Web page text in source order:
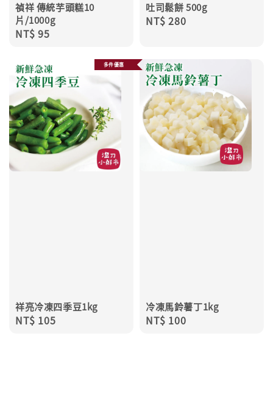
禎祥 傳統芋頭糕10
片/1000g
Regular
NT$ 95
吐司鬆餅 500g
Regular
NT$ 280
多件優惠
祥亮冷凍四季豆1kg
Regular
NT$ 105
冷凍馬鈴薯丁1kg
Regular
NT$ 100